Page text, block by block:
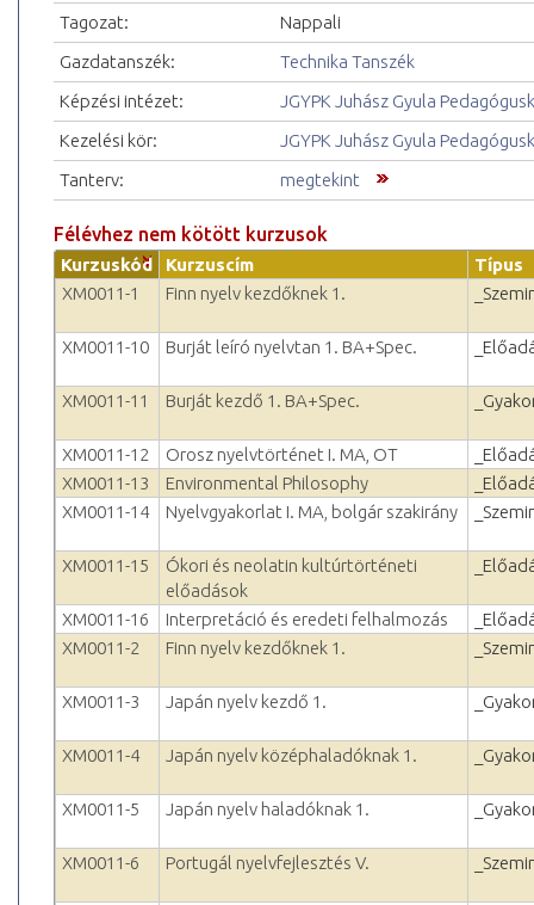
Tagozat:
Nappali
Gazdatanszék:
Technika Tanszék
Képzési intézet:
JGYPK Juhász Gyula
Kezelési kör:
JGYPK Juhász Gyula
Tanterv:
megtekint
Félévhez nem kötött kurzusok
Kurzuskód Kurzuscím
Típus
XM0011-1
Finn nyelv kezdőknek 1.
XM0011-10 Burját leíró nyelvtan 1. BA+Spec.
XM0011-11 Burját kezdő 1. BA+Spec.
XM0011-12 Orosz nyelvtörténet I. MA, OT
XM0011-13
Environmental Philosophy
XM0011-14
Nyelvgyakorlat I. MA, bolgár szakirány
XM0011-15
Ókori és neolatin kultúrtörténeti
előadások
XM0011-16 Interpretáció és eredeti felhalmozás
XM0011-2
Finn nyelv kezdőknek 1.
XM0011-3 Japán nyelv kezdő 1.
XM0011-4 Japán nyelv középhaladóknak 1.
XM0011-5 Japán nyelv haladóknak 1.
XM0011-6 Portugál nyelvfejlesztés V.